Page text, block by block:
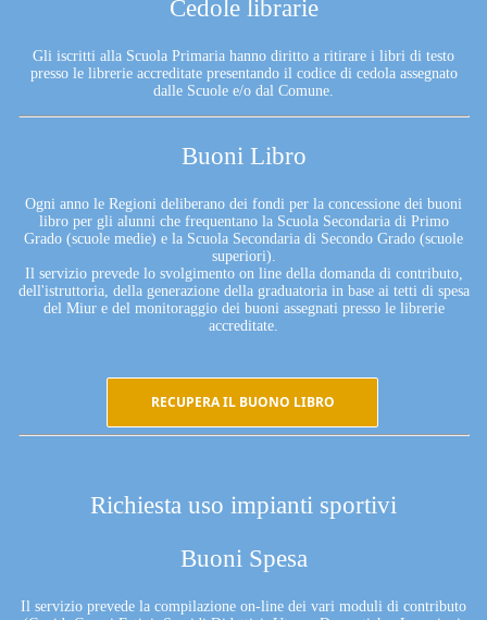
Cedole librarie
Gli iscritti alla Scuola Primaria hanno diritto a ritirare i libri di testo
presso le librerie accreditate presentando il codice di cedola assegnato
dalle Scuole e/o dal Comune.
Buoni Libro
Ogni anno le Regioni deliberano dei fondi per la concessione dei buoni
libro per gli alunni che frequentano la Scuola Secondaria di Primo
Grado (scuole medie) e la Scuola Secondaria di Secondo Grado (scuole
superiori).
Il servizio prevede lo svolgimento on line della domanda di contributo,
dell'istruttoria, della generazione della graduatoria in base ai tetti di spesa
del Miur e del monitoraggio dei buoni assegnati presso le librerie
accreditate.
RECUPERA IL BUONO LIBRO
Richiesta uso impianti sportivi
Buoni Spesa
Il servizio prevede la compilazione on-line dei vari moduli di contributo